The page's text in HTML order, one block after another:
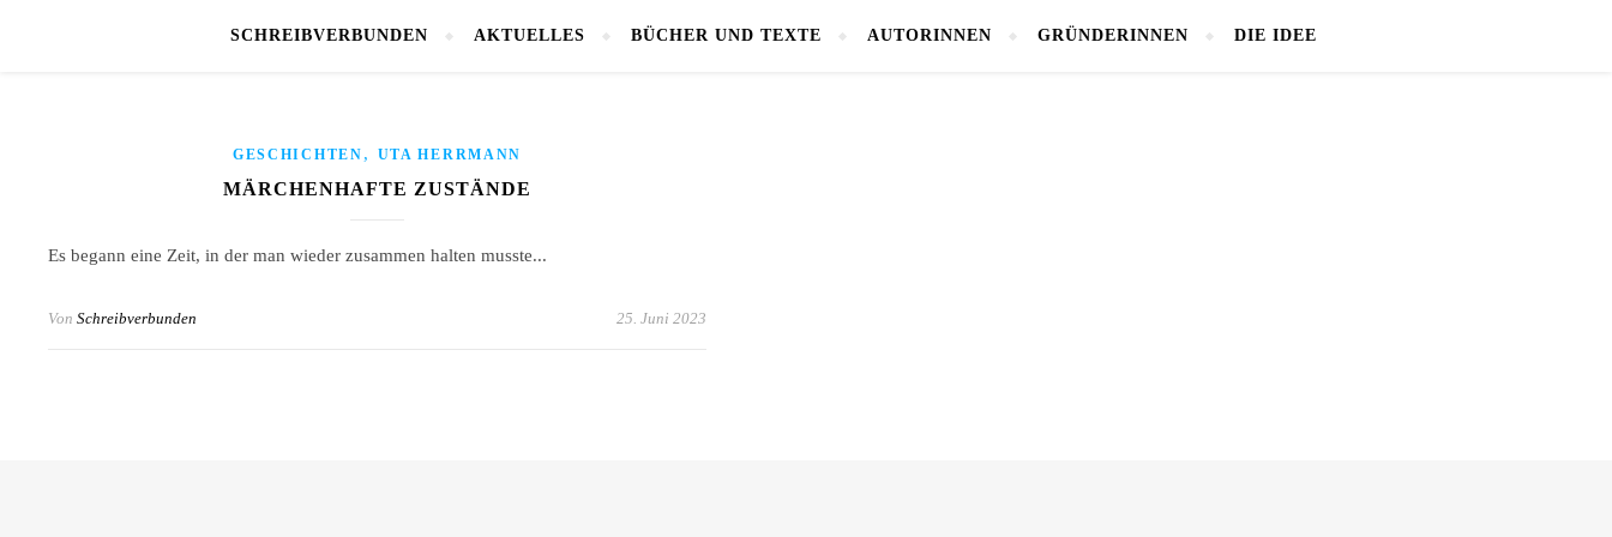
SCHREIBVERBUNDEN AKTUELLES BÜCHER UND TEXTE AUTORINNEN GRÜNDERINNEN DIE IDEE
GESCHICHTEN , UTA HERRMANN
MÄRCHENHAFTE ZUSTÄNDE
Es begann eine Zeit, in der man wieder zusammen halten musste...
Von Schreibverbunden 25. Juni 2023